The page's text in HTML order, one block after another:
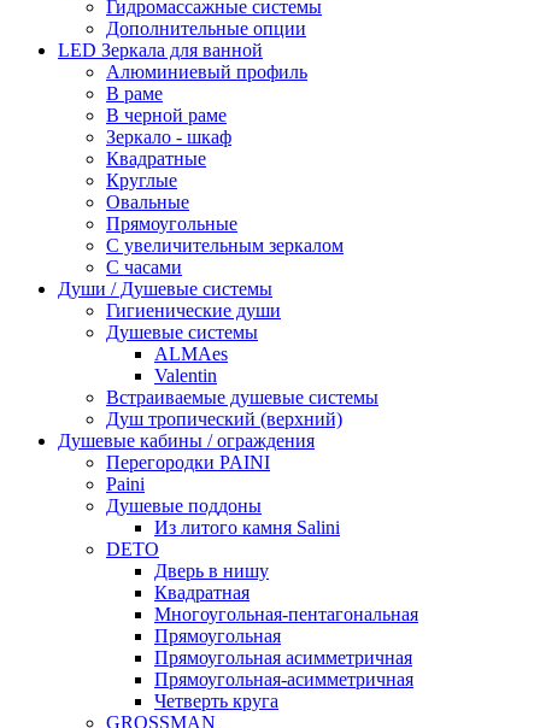
Гидромассажные системы
Дополнительные опции
LED Зеркала для ванной
Алюминиевый профиль
В раме
В черной раме
Зеркало - шкаф
Квадратные
Круглые
Овальные
Прямоугольные
С увеличительным зеркалом
С часами
Души / Душевые системы
Гигиенические души
Душевые системы
ALMAes
Valentin
Встраиваемые душевые системы
Душ тропический (верхний)
Душевые кабины / ограждения
Перегородки PAINI
Paini
Душевые поддоны
Из литого камня Salini
DETO
Дверь в нишу
Квадратная
Многоугольная-пентагональная
Прямоугольная
Прямоугольная асимметричная
Прямоугольная-асимметричная
Четверть круга
GROSSMAN